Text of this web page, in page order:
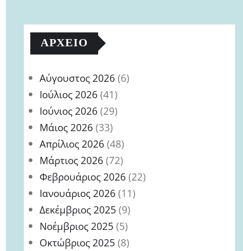
ΑΡΧΕΊΟ
Αύγουστος 2026 (6)
Ιούλιος 2026 (41)
Ιούνιος 2026 (29)
Μάιος 2026 (33)
Απρίλιος 2026 (48)
Μάρτιος 2026 (72)
Φεβρουάριος 2026 (22)
Ιανουάριος 2026 (11)
Δεκέμβριος 2025 (9)
Νοέμβριος 2025 (5)
Οκτώβριος 2025 (8)